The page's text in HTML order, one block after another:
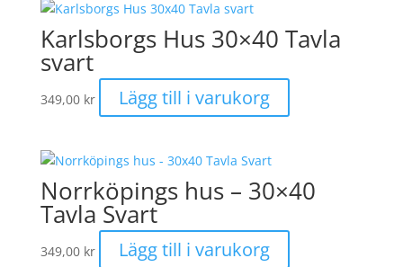
Karlsborgs Hus 30×40 Tavla
svart
349,00 kr Lägg till i varukorg
Norrköpings hus – 30×40
Tavla Svart
349,00 kr Lägg till i varukorg